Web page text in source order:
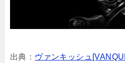
出典： ヴァンキッシュ